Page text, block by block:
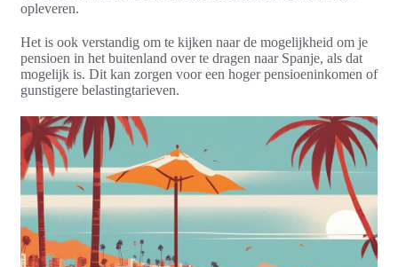
opleveren.
Het is ook verstandig om te kijken naar de mogelijkheid om je
pensioen in het buitenland over te dragen naar Spanje, als dat
mogelijk is. Dit kan zorgen voor een hoger pensioeninkomen of
gunstigere belastingtarieven.